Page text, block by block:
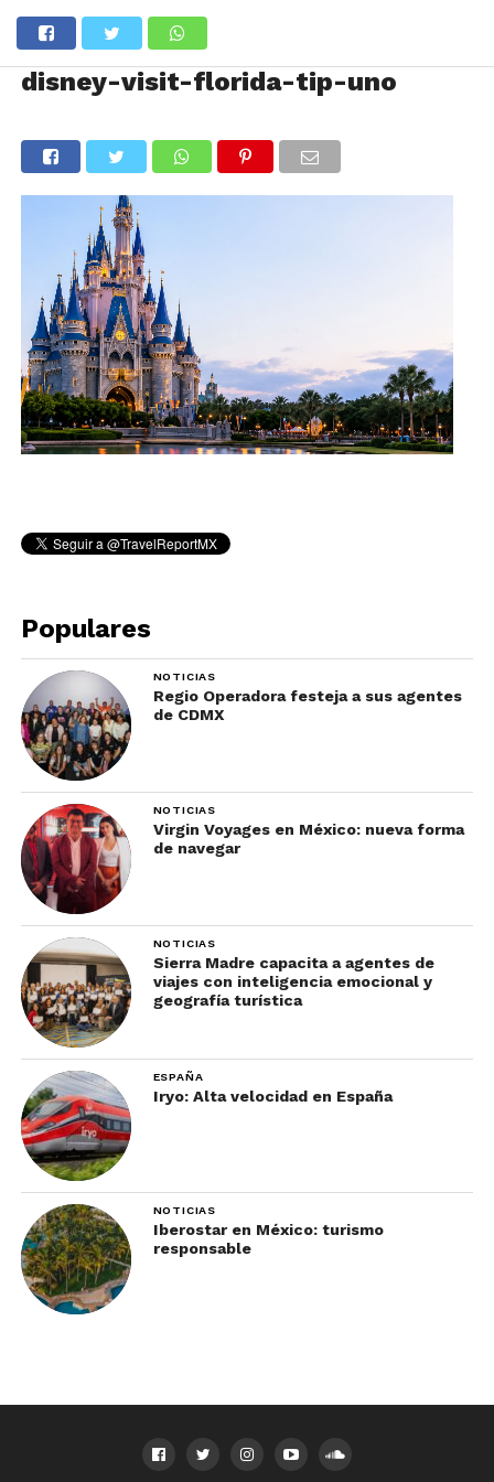
disney-visit-florida-tip-uno
Populares
NOTICIAS
Regio Operadora festeja a sus agentes
de CDMX
NOTICIAS
Virgin Voyages en México: nueva forma
de navegar
NOTICIAS
Sierra Madre capacita a agentes de
viajes con inteligencia emocional y
geografía turística
ESPAÑA
Iryo: Alta velocidad en España
NOTICIAS
Iberostar en México: turismo
responsable